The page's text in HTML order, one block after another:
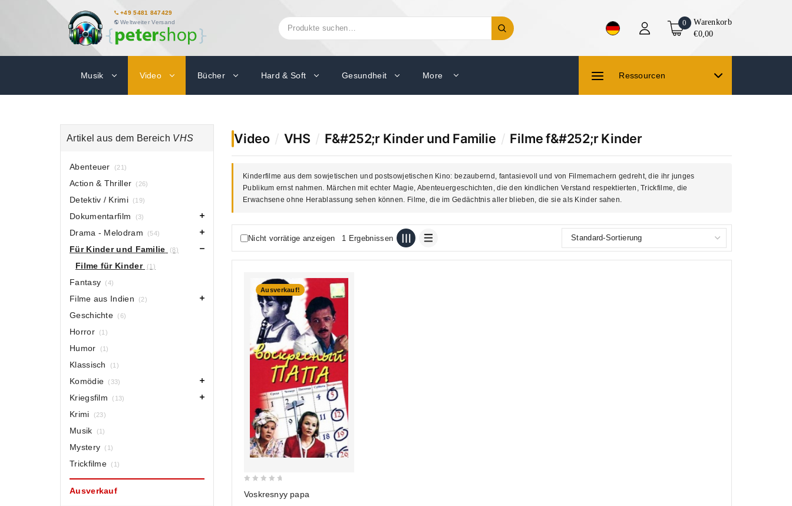
+49 5481 847429
Weltweiter Versand
Suchen
nach:
0
Warenkorb
€0,00
Musik Video Bücher Hard & Soft Gesundheit More Ressourcen
Video / VHS / F&#252;r Kinder und Familie / Filme f&#252;r Kinder
Kinderfilme aus dem sowjetischen und postsowjetischen Kino: bezaubernd, fantasievoll und von Filmemachern gedreht, die ihr junges
Publikum ernst nahmen. Märchen mit echter Magie, Abenteuergeschichten, die den kindlichen Verstand respektierten, Trickfilme, die
Erwachsene ohne Herablassung sehen können. Filme, die im Gedächtnis aller blieben, die sie als Kinder sahen.
Nicht vorrätige anzeigen 1 Ergebnissen
Ausverkauf!
Voskresnyy papa
Artikel aus dem Bereich VHS
Abenteuer (21)
Action & Thriller (26)
Detektiv / Krimi (19)
Dokumentarfilm (3)
Drama - Melodram (54)
Für Kinder und Familie (8)
Filme für Kinder (1)
Fantasy (4)
Filme aus Indien (2)
Geschichte (6)
Horror (1)
Humor (1)
Klassisch (1)
Komödie (33)
Kriegsfilm (13)
Krimi (23)
Musik (1)
Mystery (1)
Trickfilme (1)
Ausverkauf